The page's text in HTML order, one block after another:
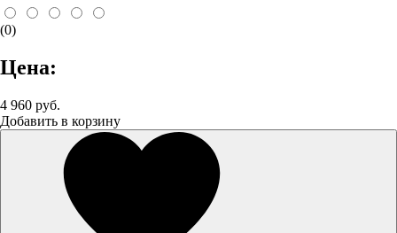
(0)
Цена:
4 960 руб.
Добавить в корзину